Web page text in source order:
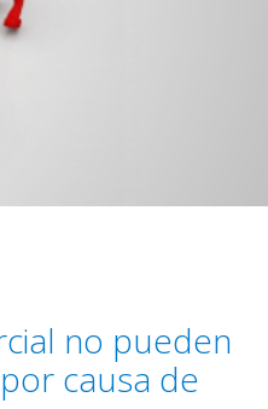
no pueden
causa de